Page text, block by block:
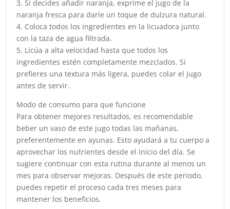
3. Si decides añadir naranja, exprime el jugo de la
naranja fresca para darle un toque de dulzura natural.
4. Coloca todos los ingredientes en la licuadora junto
con la taza de agua filtrada.
5. Licúa a alta velocidad hasta que todos los
ingredientes estén completamente mezclados. Si
prefieres una textura más ligera, puedes colar el jugo
antes de servir.
Modo de consumo para que funcione
Para obtener mejores resultados, es recomendable
beber un vaso de este jugo todas las mañanas,
preferentemente en ayunas. Esto ayudará a tu cuerpo a
aprovechar los nutrientes desde el inicio del día. Se
sugiere continuar con esta rutina durante al menos un
mes para observar mejoras. Después de este periodo,
puedes repetir el proceso cada tres meses para
mantener los beneficios.